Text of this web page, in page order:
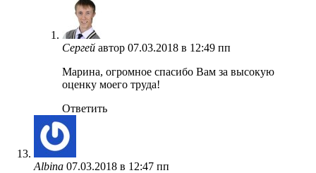
Сергей автор 07.03.2018 в 12:49 пп
Марина, огромное спасибо Вам за высокую
оценку моего труда!
Ответить
Albina 07.03.2018 в 12:47 пп